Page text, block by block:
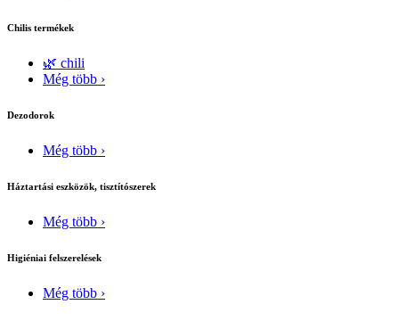
Chilis termékek
🌿 chili
Még több ›
Dezodorok
Még több ›
Háztartási eszközök, tisztítószerek
Még több ›
Higiéniai felszerelések
Még több ›